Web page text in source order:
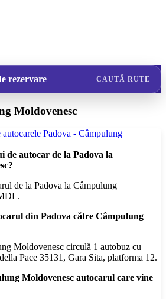
rezervare CAUTĂ RUTE
Moldovenesc
Padova - Câmpulung
de autocar de la Padova la
de la Padova la Câmpulung
din Padova către Câmpulung
Moldovenesc circulă 1 autobuz cu
Pace 35131, Gara Sita, platforma 12.
Moldovenesc autocarul care vine